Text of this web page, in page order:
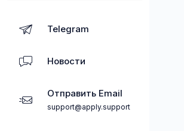
Telegram
Новости
Отправить Email
support@apply.support